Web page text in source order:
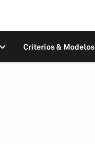
Criterios & Modelos